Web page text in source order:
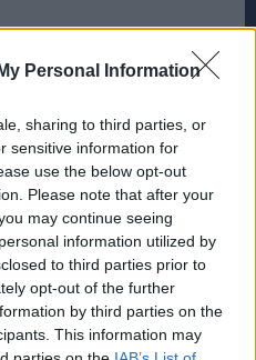
Personal Information
sharing to third parties, or
sensitive information for
use the below opt-out
Please note that after your
may continue seeing
information utilized by
to third parties prior to
opt-out of the further
by third parties on the
This information may